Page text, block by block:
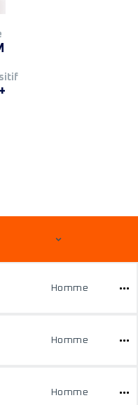
Homme
Homme
Homme